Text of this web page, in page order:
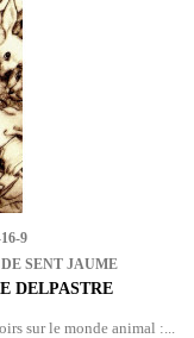
9
SENT JAUME
DELPASTRE
sur le monde animal :...